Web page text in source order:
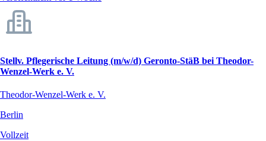
Stellv. Pflegerische Leitung (m/w/d) Geronto-StäB bei Theodor-
Wenzel-Werk e. V.
Theodor-Wenzel-Werk e. V.
Berlin
Vollzeit